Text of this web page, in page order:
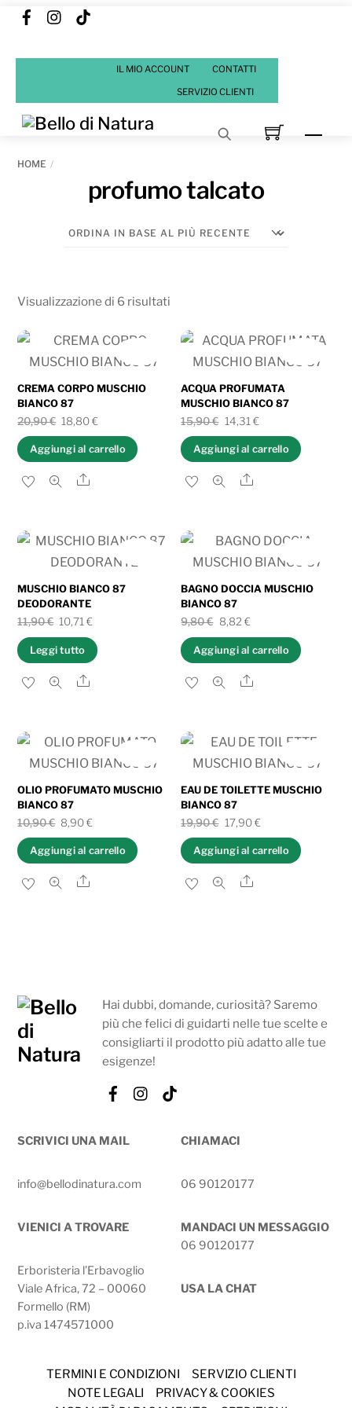
Skip
content
FacebookInstagram
IL MIO ACCOUNT CONTATTI
SERVIZIO CLIENTI
HOME
profumo talcato
Visualizzazione di 6 risultati
base
più
recente
CREMA CORPO MUSCHIO
BIANCO 87
20,90€ Il
originale
era:
18,80€
prezzo
attuale
Aggiungi al carrello
Share
ACQUA PROFUMATA
MUSCHIO BIANCO 87
15,90€ Il
originale
era:
14,31 €Il
prezzo
attuale
Aggiungi al carrello
Share
MUSCHIO BIANCO 87
DEODORANTE
11,90€ Il
prezzo
originale
era:
10,71€
prezzo
attuale
Leggi tutto
Share
BAGNO DOCCIA MUSCHIO
BIANCO 87
9,80€ Il
originale
era:
8,82 €Il
attuale
è:
Aggiungi al carrello
Share
OLIO PROFUMATO MUSCHIO
BIANCO 87
10,90€ Il
originale
era:
8,90€
attuale
Aggiungi al carrello
Share
EAU DE TOILETTE MUSCHIO
BIANCO 87
19,90€ Il
originale
era:
17,90€Il
prezzo
attuale
Aggiungi al carrello
Share
Hai dubbi, domande, curiosità? Saremo
più che felici di guidarti nelle tue scelte e
consigliarti il prodotto più adatto alle tue
esigenze!
FacebookInstagram
SCRIVICI UNA MAIL
info@bellodinatura.com
CHIAMACI
06 90120177
VIENICI A TROVARE
Erboristeria l’Erbavoglio
Viale Africa, 72 – 00060
Formello (RM)
p.iva 1474571000
MANDACI UN MESSAGGIO
06 90120177
USA LA CHAT
TERMINI E CONDIZIONI
SERVIZIO CLIENTI
NOTE LEGALI
PRIVACY & COOKIES